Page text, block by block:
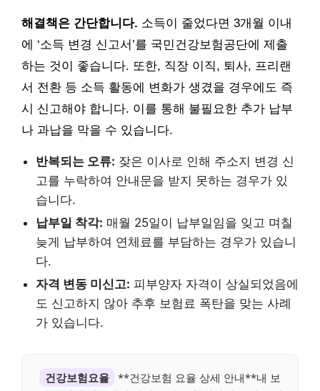
해결책은 간단합니다. 소득이 줄었다면 3개월 이내
에 ‘소득 변경 신고서’를 국민건강보험공단에 제출
하는 것이 좋습니다. 또한, 직장 이직, 퇴사, 프리랜
서 전환 등 소득 활동에 변화가 생겼을 경우에도 즉
시 신고해야 합니다. 이를 통해 불필요한 추가 납부
나 과납을 막을 수 있습니다.
반복되는 오류: 잦은 이사로 인해 주소지 변경 신
고를 누락하여 안내문을 받지 못하는 경우가 있
습니다.
납부일 착각: 매월 25일이 납부일임을 잊고 며칠
늦게 납부하여 연체료를 부담하는 경우가 있습니
다.
자격 변동 미신고: 피부양자 자격이 상실되었음에
도 신고하지 않아 추후 보험료 폭탄을 맞는 사례
가 있습니다.
건강보험요율 **건강보험 요율 상세 안내**내 보